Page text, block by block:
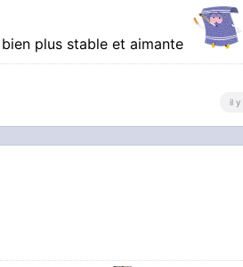
plus stable et aimante
il y